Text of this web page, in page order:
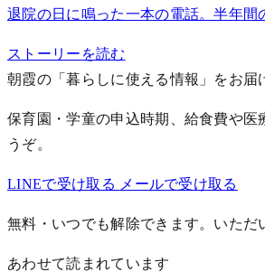
退院の日に鳴った一本の電話。半年間
ストーリーを読む
朝霞の「暮らしに使える情報」をお届
保育園・学童の申込時期、給食費や
うぞ。
LINEで受け取る メールで受け取る
無料・いつでも解除できます。いただ
あわせて読まれています